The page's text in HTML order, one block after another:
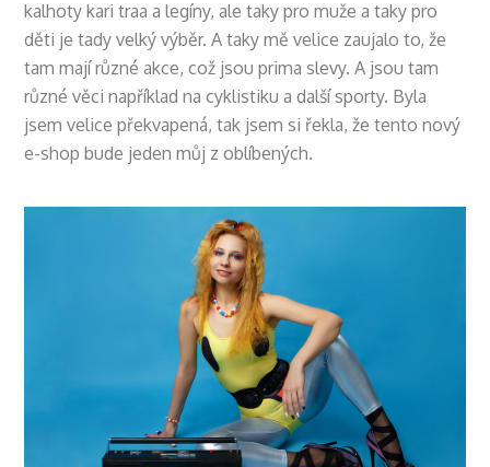
kalhoty kari traa a legíny, ale taky pro muže a taky pro
děti je tady velký výběr. A taky mě velice zaujalo to, že
tam mají různé akce, což jsou prima slevy. A jsou tam
různé věci například na cyklistiku a další sporty. Byla
jsem velice překvapená, tak jsem si řekla, že tento nový
e-shop bude jeden můj z oblíbených.